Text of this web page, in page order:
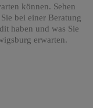
können. Sehen
bei einer Beratung
haben und was Sie
erwarten.